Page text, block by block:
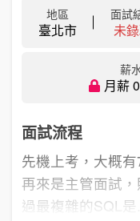
地區
臺北市
面試
未
薪
月薪
面試流程
先機上考，大概
再來是主管面試
過最複雜的SQL是...